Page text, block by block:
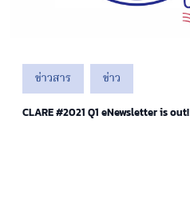
ข่าวสาร ข่าว
CLARE #2021 Q1 eNewsletter is out!